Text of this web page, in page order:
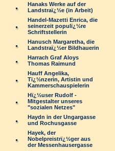
Hanaks Werke auf der
Landstraï¿½e (in Arbeit)
Handel-Mazetti Enrica, die
seinerzeit populï¿½re
Schriftstellerin
Hanusch Margaretha, die
Landstraï¿½er Bildhauerin
Harrach Graf Aloys
Thomas Raimund
Hauff Angelika,
Tï¿½nzerin, Artistin und
Kammerschauspielerin
Hï¿½user Rudolf -
Mitgestalter unseres
"sozialen Netzes"
Haydn in der Ungargasse
und Rochusgasse
Hayek, der
Nobelpreistrï¿½ger aus
der Messenhausergasse